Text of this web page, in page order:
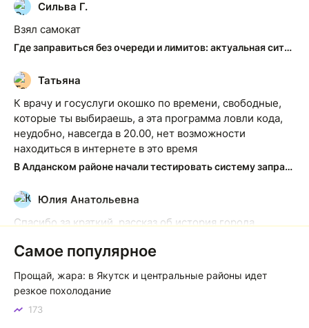
С
Сильва Г.
Взял самокат
Где заправиться без очереди и лимитов: актуальная ситуация на АЗС Якутска
Т
Татьяна
К врачу и госуслуги окошко по времени, свободные,
которые ты выбираешь, а эта программа ловли кода,
неудобно, навсегда в 20.00, нет возможности
находиться в интернете в это время
В Алданском районе начали тестировать систему заправки по QR-кодам
Ю
Юлия Анатольевна
Спасибо за краткий, рассказ об история города
Якутск сквозь века: от острога до столицы республики
К
Котя злой
Зной в Сибири, тем более в Якутске. Никакой это не
Самое популярное
Прощай, жара: в Якутск и центральные районы идет
резкое похолодание
173